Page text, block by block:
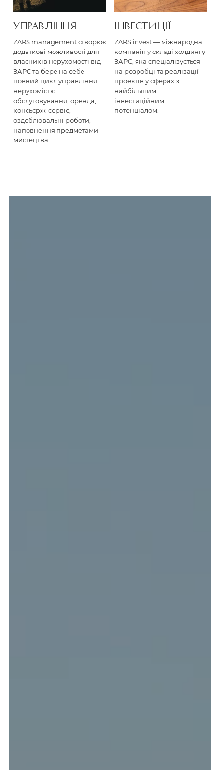
УПРАВЛІ­ННЯ
ZARS management створює
додаткові можливості для
власників нерухомості від
ЗАРС та бере на себе
повний цикл управління
нерухомістю:
обслуговування, оренда,
консьєрж-сервіс,
оздоблювальні роботи,
наповнення предметами
мистецтва.
ІНВЕСТИ­ЦІЇ
ZARS invest — міжнародна
компанія у складі холдингу
ЗАРС, яка спеціалізується
на розробці та реалізації
проектів у сферах з
найбільшим
інвестиційним
потенціалом.